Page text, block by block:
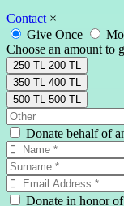
Contact ×
Give Once
Choose an amount to
250 TL 200 TL
350 TL 400 TL
500 TL 500 TL
Donate behalf of
Donate in honor